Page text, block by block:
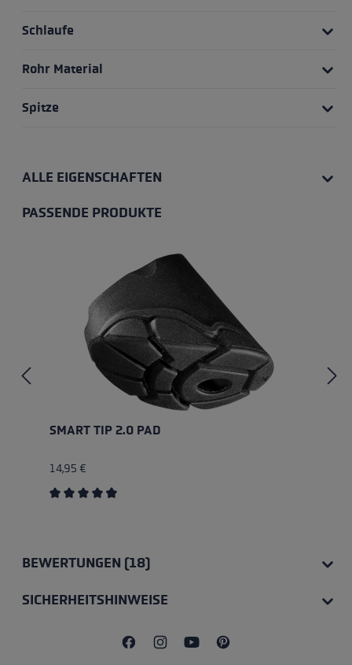
Schlaufe
Rohr Material
Spitze
ALLE EIGENSCHAFTEN
PASSENDE PRODUKTE
SMART TIP 2.0 PAD
14,95 €
BEWERTUNGEN (18)
SICHERHEITSHINWEISE